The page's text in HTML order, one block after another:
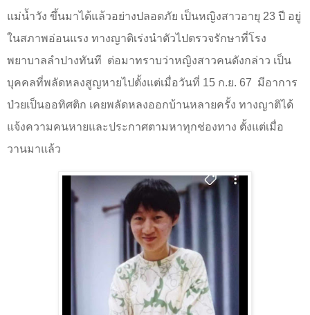
แม่น้ำวัง ขึ้นมาได้แล้วอย่างปลอดภัย เป็นหญิงสาวอายุ 23 ปี อยู่
ในสภาพอ่อนแรง ทางญาติเร่งนำตัวไปตรวจรักษาที่โรง
พยาบาลลำปางทันที ต่อมาทราบว่าหญิงสาวคนดังกล่าว เป็น
บุคคลที่พลัดหลงสูญหายไปตั้งแต่เมื่อวันที่ 15 ก.ย. 67 มีอาการ
ป่วยเป็นออทิศติก เคยพลัดหลงออกบ้านหลายครั้ง ทางญาติได้
แจ้งความคนหายและประกาศตามหาทุกช่องทาง ตั้งแต่เมื่อ
วานมาแล้ว